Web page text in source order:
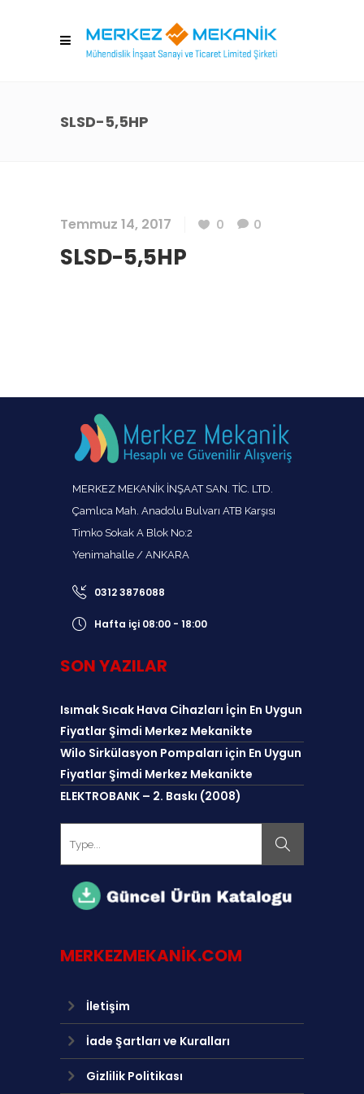
SLSD-5,5HP
Temmuz 14, 2017 0 0
SLSD-5,5HP
MERKEZ MEKANİK İNŞAAT SAN. TİC. LTD.
Çamlıca Mah. Anadolu Bulvarı ATB Karşısı
Timko Sokak A Blok No:2
Yenimahalle / ANKARA
0312 3876088
Hafta içi 08:00 - 18:00
SON YAZILAR
Isımak Sıcak Hava Cihazları İçin En Uygun
Fiyatlar Şimdi Merkez Mekanikte
Wilo Sirkülasyon Pompaları için En Uygun
Fiyatlar Şimdi Merkez Mekanikte
ELEKTROBANK – 2. Baskı (2008)
MERKEZMEKANIK.COM
İletişim
İade Şartları ve Kuralları
Gizlilik Politikası